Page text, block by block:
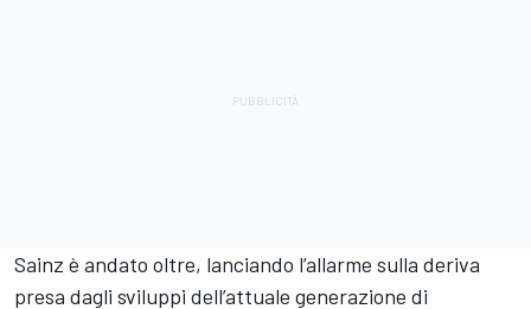
Sainz è andato oltre, lanciando l’allarme sulla deriva
presa dagli sviluppi dell’attuale generazione di